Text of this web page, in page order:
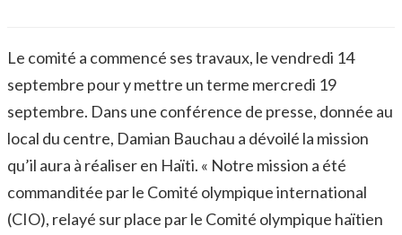
Le comité a commencé ses travaux, le vendredi 14
septembre pour y mettre un terme mercredi 19
septembre. Dans une conférence de presse, donnée au
local du centre, Damian Bauchau a dévoilé la mission
qu’il aura à réaliser en Haïti. « Notre mission a été
commanditée par le Comité olympique international
(CIO), relayé sur place par le Comité olympique haïtien